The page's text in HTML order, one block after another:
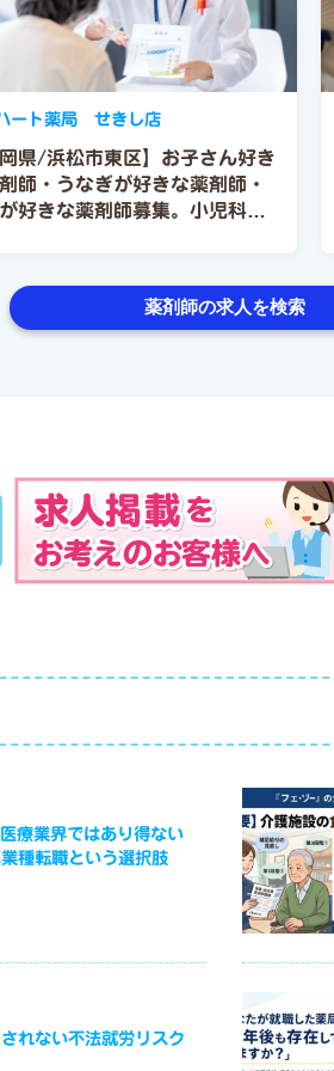
岡県/浜松市東区】お子さん好き
師・うなぎが好きな薬剤師・
好きな薬剤師募集。小児科門
ート薬局 せきし店
薬剤師の求人を検索
療業界ではあり得ない
種転職という選択肢
れない不法就労リスク